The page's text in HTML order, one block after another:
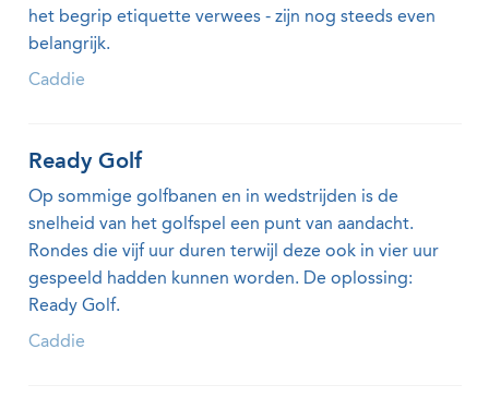
het begrip etiquette verwees - zijn nog steeds even
belangrijk.
Caddie
Ready Golf
Op sommige golfbanen en in wedstrijden is de
snelheid van het golfspel een punt van aandacht.
Rondes die vijf uur duren terwijl deze ook in vier uur
gespeeld hadden kunnen worden. De oplossing:
Ready Golf.
Caddie